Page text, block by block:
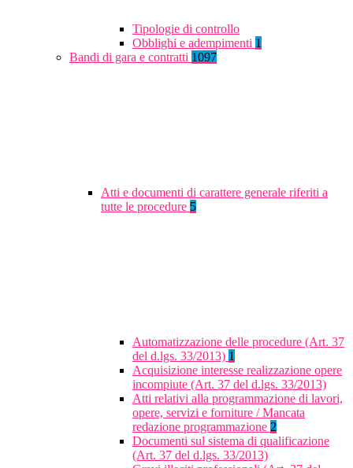
Tipologie di controllo
Obblighi e adempimenti 1
Bandi di gara e contratti 1097
Atti e documenti di carattere generale riferiti a
tutte le procedure 5
Automatizzazione delle procedure (Art. 37
del d.lgs. 33/2013) 1
Acquisizione interesse realizzazione opere
incompiute (Art. 37 del d.lgs. 33/2013)
Atti relativi alla programmazione di lavori,
opere, servizi e forniture / Mancata
redazione programmazione 2
Documenti sul sistema di qualificazione
(Art. 37 del d.lgs. 33/2013)